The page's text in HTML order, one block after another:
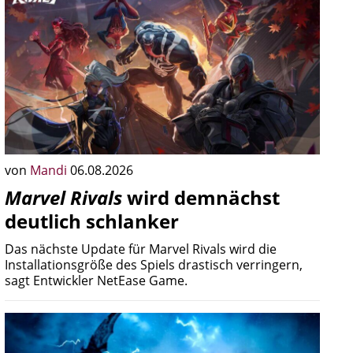
von Mandi 06.08.2026
Marvel Rivalswird demnächst
deutlich schlanker
Das nächste Update für Marvel Rivals wird die
Installationsgröße des Spiels drastisch verringern,
sagt Entwickler NetEase Game.